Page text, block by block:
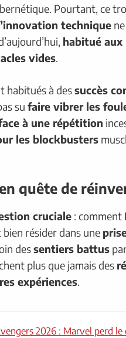
Pourtant, ce
technique
habitué aux
vides.
habitués à dessuccès
su faire vibrer les
à une répétition
les blockbusters
quête de
cruciale :
résider dans une
dessentiers battus
plus que jamais des
expériences.
2026 : Marvel perd le